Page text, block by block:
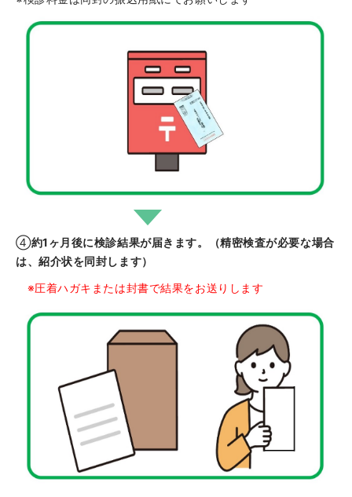
④約1ヶ月後に検診結果が届きます。（精密検査が必要な場合
は、紹介状を同封します）
※圧着ハガキまたは封書で結果をお送りします